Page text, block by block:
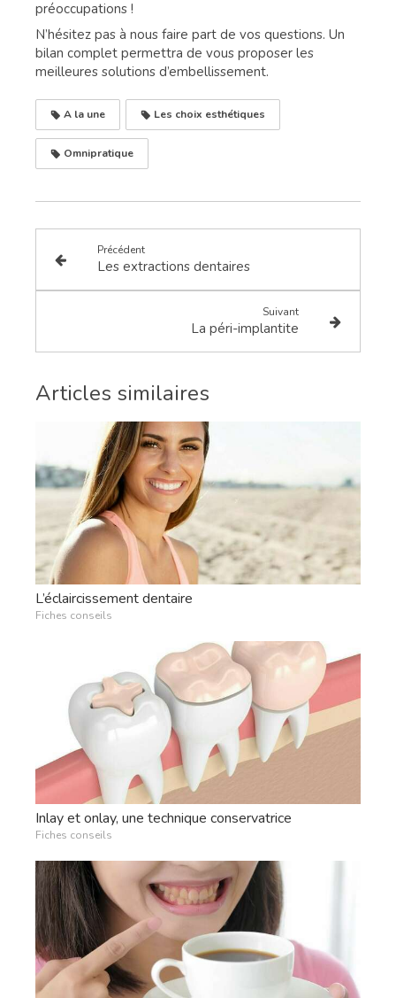
préoccupations !
N’hésitez pas à nous faire part de vos questions. Un
bilan complet permettra de vous proposer les
meilleures solutions d’embellissement.
A la une Les choix esthétiques
Omnipratique
Précédent
Les extractions dentaires
Suivant
La péri-implantite
Articles similaires
L’éclaircissement dentaire
Fiches conseils
Inlay et onlay, une technique conservatrice
Fiches conseils